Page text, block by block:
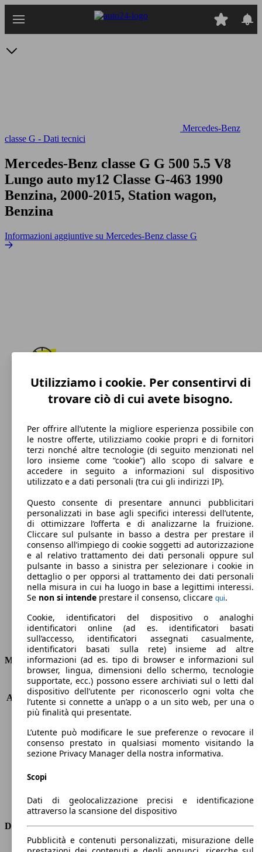
Mercedes-Benz
classe G - Dati tecnici
Mercedes-Benz classe G G 500 5.5 V8
Lungo auto my12 Classe G-463 1990
Benzina, 2000-2015, Station wagon,
Benzina
Informazioni aggiuntive su Mercedes-Benz classe G
210 km/h
Velocità massima
Benzina
Carburante
348 g/km
Emissioni di CO2 (combinato)*
Ø 14.9 l/100km
Consumi
Motore e Prestazioni
KW (PS)
285 kW (387 PS)
Accelerazione (0-100 km/h)
6.1s
Velocità massima (km/h)
210 km/h
Coppia
530 nm
Cilindrata
5461 ccm
Carburante
Cilindri
Tipo di trazione
Integrale
Dimensioni
Utilizziamo i cookie. Per consentirvi di
trovare ciò di cui avete bisogno.
Per offrire all’utente la migliore esperienza possibile con
le nostre offerte, utilizziamo cookie propri e di fornitori
terzi nonché altre tecnologie (di seguito menzionati nel
loro insieme come “cookie”) allo scopo di salvare e
accedere in seguito a informazioni sul dispositivo
utilizzato e a dati personali (tra cui gli indirizzi IP).
Questo consente di presentare annunci pubblicitari
personalizzati in base agli specifici interessi dell’utente,
di ottimizzare l’offerta e di analizzarne la fruizione.
Cliccare sul pulsante in basso a destra per prestare il
consenso all’impiego di cookie soggetti ad autorizzazione
e al relativo trattamento dei dati personali oppure sul
pulsante in basso a sinistra per selezionare i cookie in
dettaglio o per opporsi al trattamento dei dati personali
nella misura in cui ha luogo in base a legittimi interessi.
Se non si intende prestare il consenso, cliccare qui.
Cookie, identificatori del dispositivo o analoghi
identificatori online (ad es. identificatori basati
sull’accesso, identificatori assegnati casualmente,
identificatori basati sulla rete) insieme ad altre
informazioni (ad es. tipo di browser e informazioni sul
browser, lingua, dimensioni dello schermo, tecnologie
supportate, ecc.) possono essere archiviati sul o letti dal
dispositivo dell’utente per riconoscerlo ogni volta che
l’utente si connette a un’app o a un sito web, per una o
più finalità qui presentate.
L’utente può modificare le sue preferenze o revocare il
consenso prestato in qualsiasi momento visitando la
sezione Privacy Manager della nostra informativa.
Scopi
Dati di geolocalizzazione precisi e identificazione
attraverso la scansione del dispositivo
Pubblicità e contenuti personalizzati, misurazione delle